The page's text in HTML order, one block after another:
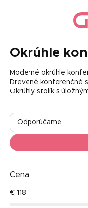
Okrúhle
Moderné okrúhle
Drevené konferenčné
Okrúhly stolík s
R
d
e
n
e
r
Odporúčame
Najpredávanejšie
Abecedne
Cena
€ 118